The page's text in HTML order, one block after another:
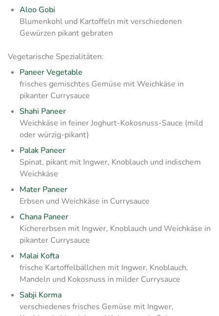
Aloo Gobi
Blumenkohl und Kartoffeln mit verschiedenen
Gewürzen pikant gebraten
Vegetarische Spezialitäten:
Paneer Vegetable
frisches gemischtes Gemüse mit Weichkäse in
pikanter Currysauce
Shahi Paneer
Weichkäse in feiner Joghurt-Kokosnuss-Sauce (mild
oder würzig-pikant)
Palak Paneer
Spinat, pikant mit Ingwer, Knoblauch und indischem
Weichkäse
Mater Paneer
Erbsen und Weichkäse in Currysauce
Chana Paneer
Kichererbsen mit Ingwer, Knoblauch und Weichkäse in
pikanter Currysauce
Malai Kofta
frische Kartoffelbällchen mit Ingwer, Knoblauch,
Mandeln und Kokosnuss in milder Currysauce
Sabji Korma
verschiedenes frisches Gemüse mit Ingwer,